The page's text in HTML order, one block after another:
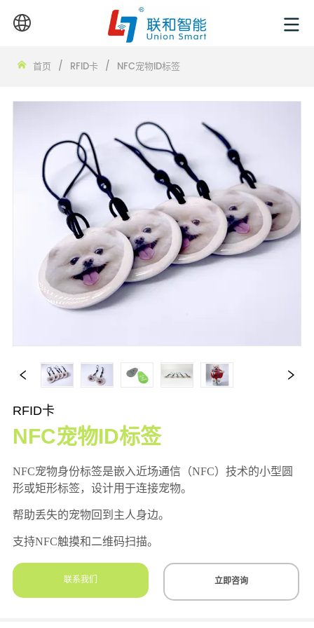
首页 / RFID卡 / NFC宠物ID标签
RFID卡
NFC宠物ID标签
联系我们 立即咨询